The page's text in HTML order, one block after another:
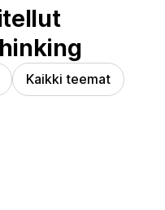
Kaikki teemat